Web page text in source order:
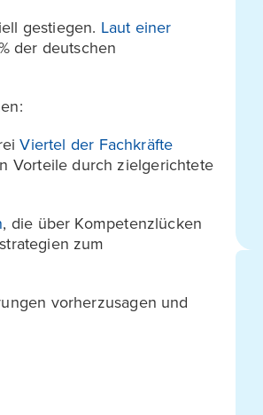
gestiegen. Laut einer
der deutschen
Viertel der Fachkräfte
Vorteile durch zielgerichtete
, die über Kompetenzlücken
zum
vorherzusagen und